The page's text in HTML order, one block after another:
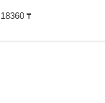
18360 ₸